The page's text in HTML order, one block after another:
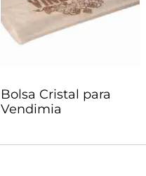
Bolsa Cristal para
Vendimia